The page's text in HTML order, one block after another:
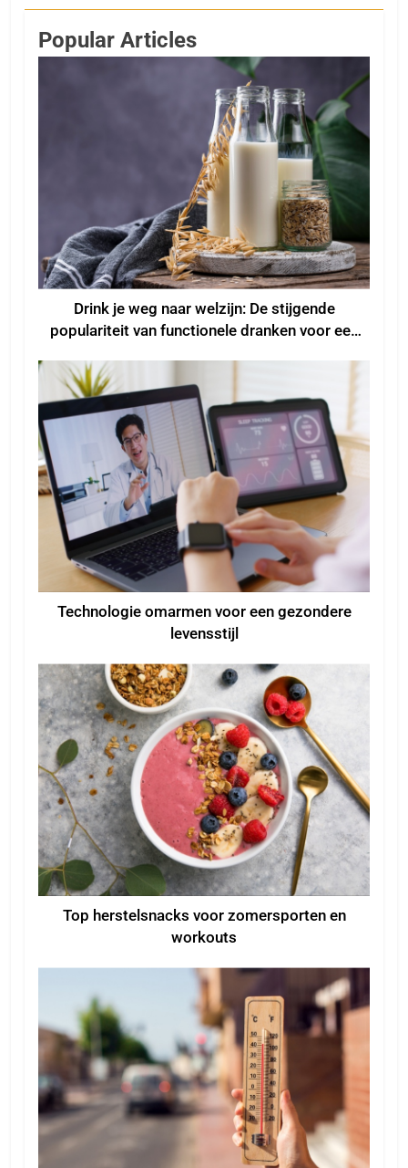
Popular Articles
Drink je weg naar welzijn: De stijgende
populariteit van functionele dranken voor een
Technologie omarmen voor een gezondere
levensstijl
Top herstelsnacks voor zomersporten en
workouts